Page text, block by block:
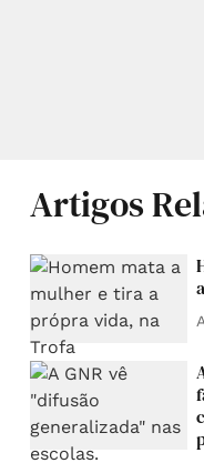
Artigos